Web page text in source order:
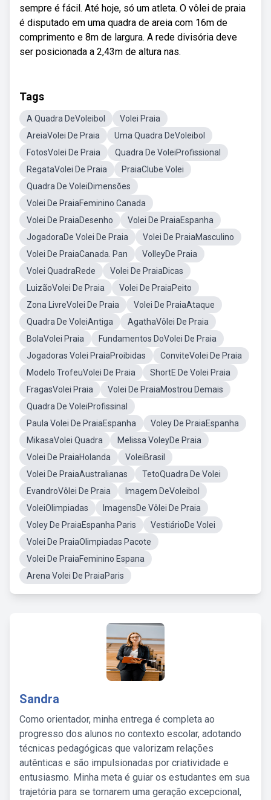
sempre é fácil. Até hoje, só um atleta. O vôlei de praia
é disputado em uma quadra de areia com 16m de
comprimento e 8m de largura. A rede divisória deve
ser posicionada a 2,43m de altura nas.
Tags
A Quadra DeVoleibol
Volei Praia
AreiaVolei De Praia
Uma Quadra DeVoleibol
FotosVolei De Praia
Quadra De VoleiProfissional
RegataVolei De Praia
PraiaClube Volei
Quadra De VoleiDimensões
Volei De PraiaFeminino Canada
Volei De PraiaDesenho
Volei De PraiaEspanha
JogadoraDe Volei De Praia
Volei De PraiaMasculino
Volei De PraiaCanada. Pan
VolleyDe Praia
Volei QuadraRede
Volei De PraiaDicas
LuizãoVolei De Praia
Volei De PraiaPeito
Zona LivreVolei De Praia
Volei De PraiaAtaque
Quadra De VoleiAntiga
AgathaVôlei De Praia
BolaVolei Praia
Fundamentos DoVolei De Praia
Jogadoras Volei PraiaProibidas
ConviteVolei De Praia
Modelo TrofeuVolei De Praia
ShortE De Volei Praia
FragasVolei Praia
Volei De PraiaMostrou Demais
Quadra De VoleiProfissinal
Paula Volei De PraiaEspanha
Voley De PraiaEspanha
MikasaVolei Quadra
Melissa VoleyDe Praia
Volei De PraiaHolanda
VoleiBrasil
Volei De PraiaAustralianas
TetoQuadra De Volei
EvandroVôlei De Praia
Imagem DeVoleibol
VoleiOlimpiadas
ImagensDe Vôlei De Praia
Voley De PraiaEspanha Paris
VestiárioDe Volei
Volei De PraiaOlimpiadas Pacote
Volei De PraiaFeminino Espana
Arena Volei De PraiaParis
Sandra
Como orientador, minha entrega é completa ao
progresso dos alunos no contexto escolar, adotando
técnicas pedagógicas que valorizam relações
autênticas e são impulsionadas por criatividade e
entusiasmo. Minha meta é guiar os estudantes em sua
trajetória para se tornarem uma geração excepcional,